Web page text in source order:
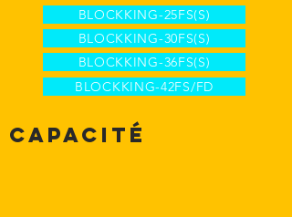
BLOCKKING-25FS(S)
BLOCKKING-30FS(S)
BLOCKKING-36FS(S)
BLOCKKING-42FS/FD
Capacité